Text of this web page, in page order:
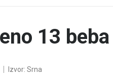
13 beba
Izvor: Srna